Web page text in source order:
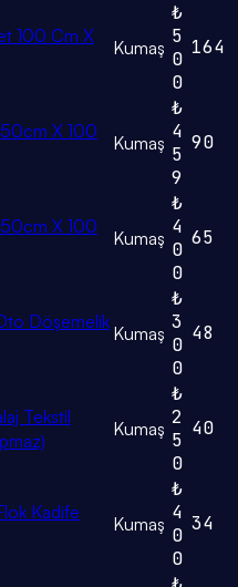
100 Cm X
Kumaş
₺
5
0
0
164
X 100
Kumaş
₺
4
5
9
90
X 100
Kumaş
₺
4
0
0
65
Döşemelik
Kumaş
₺
3
0
0
48
Tekstil
Kumaş
₺
2
5
0
40
Kadife
Kumaş
₺
4
0
0
34